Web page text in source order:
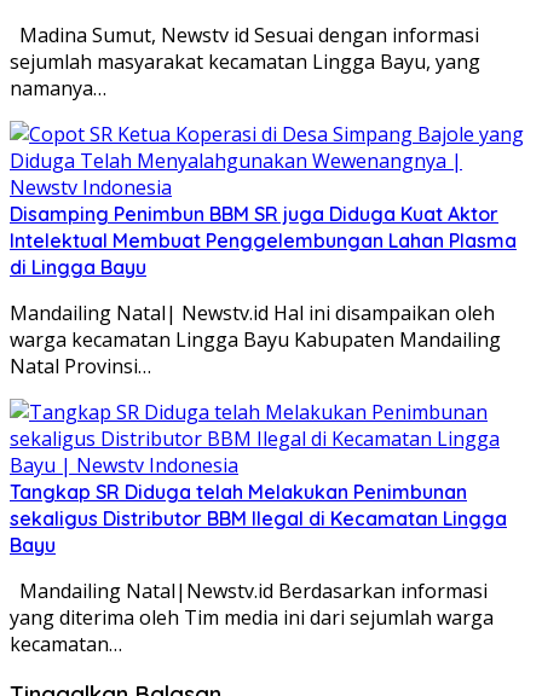
Madina Sumut, Newstv id Sesuai dengan informasi
sejumlah masyarakat kecamatan Lingga Bayu, yang
namanya…
Disamping Penimbun BBM SR juga Diduga Kuat Aktor
Intelektual Membuat Penggelembungan Lahan Plasma
di Lingga Bayu
Mandailing Natal| Newstv.id Hal ini disampaikan oleh
warga kecamatan Lingga Bayu Kabupaten Mandailing
Natal Provinsi…
Tangkap SR Diduga telah Melakukan Penimbunan
sekaligus Distributor BBM Ilegal di Kecamatan Lingga
Bayu
Mandailing Natal|Newstv.id Berdasarkan informasi
yang diterima oleh Tim media ini dari sejumlah warga
kecamatan…